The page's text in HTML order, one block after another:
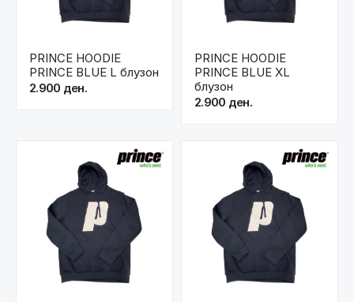
PRINCE HOODIE
PRINCE BLUE L блузон
2.900 ден.
PRINCE HOODIE
PRINCE BLUE XL
блузон
2.900 ден.